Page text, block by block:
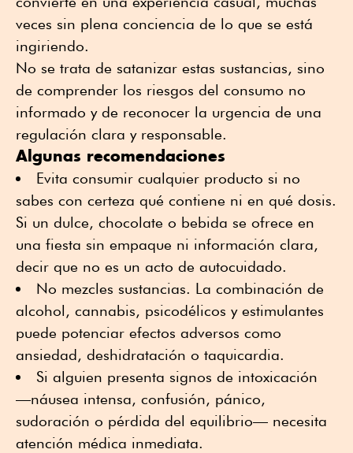
veces sin plena conciencia de lo que se está
ingiriendo.
No se trata de satanizar estas sustancias, sino
de comprender los riesgos del consumo no
informado y de reconocer la urgencia de una
regulación clara y responsable.
Algunas recomendaciones
Evita consumir cualquier producto si no
sabes con certeza qué contiene ni en qué dosis.
Si un dulce, chocolate o bebida se ofrece en
una fiesta sin empaque ni información clara,
decir que no es un acto de autocuidado.
No mezcles sustancias. La combinación de
alcohol, cannabis, psicodélicos y estimulantes
puede potenciar efectos adversos como
ansiedad, deshidratación o taquicardia.
Si alguien presenta signos de intoxicación
—náusea intensa, confusión, pánico,
sudoración o pérdida del equilibrio— necesita
atención médica inmediata.